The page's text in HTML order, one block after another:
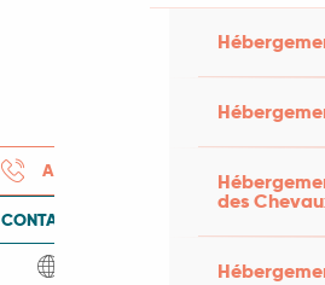
des
APPELER
CONTACTEZ-NOUS